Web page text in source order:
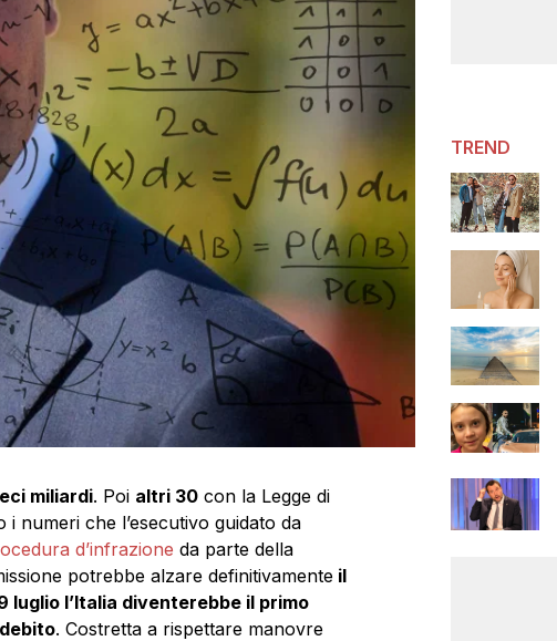
miliardi. Poi altri 30con la Legge di
numeri che l’esecutivo guidato da
d’infrazione da parte della
potrebbe alzare definitivamenteil
luglio l’Italia diventerebbe il primo
. Costretta a rispettare manovre
TREND